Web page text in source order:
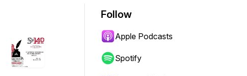
Follow
Apple Podcasts
Spotify